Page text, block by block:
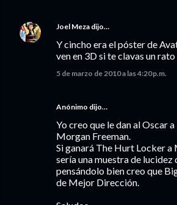
Joel Meza dijo…
Y cincho era el póster de
ven en 3D si te clavas un
5 de marzo de 2010 a las 4:20 p.m.
Anónimo dijo…
Yo creo que le dan al Oscar
Morgan Freeman.
Si ganará The Hurt Locker a
sería una muestra de lucidez
pensándolo bien creo que
de Mejor Dirección.